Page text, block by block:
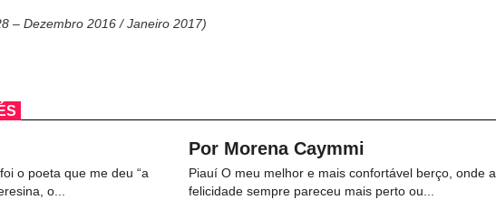
– Dezembro 2016 / Janeiro 2017)
o poeta que me deu “a
o...
Por Morena Caymmi
Piauí O meu melhor e mais confortável berço, onde a
felicidade sempre pareceu mais perto ou...